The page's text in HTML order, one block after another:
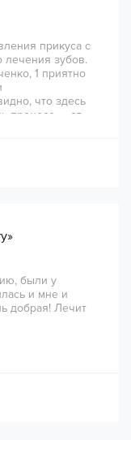
прикуса с
зубов.
1 приятно
что здесь
процесс — от
всем, кто
были у
и мне и
добрая! Лечит